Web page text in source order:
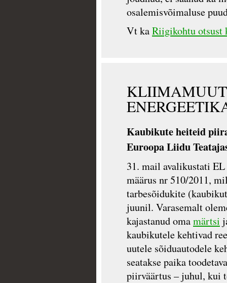
osalemisvõimaluse
Vt kaRiigikohtu otsust
Kaubikute heiteid
Euroopa Liidu
31. mail avalikustati EL
määrus nr 510/2011,
tarbesõidukite
juunil. Varasemalt
kajastanud omamärtsi
kaubikutele kehtivad
uutele sõiduautodele
seatakse paika
piirväärtus – juhul, kui